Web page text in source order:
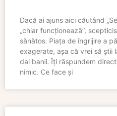
Dacă ai ajuns aici căutând
„chiar funcționează”,
sănătos. Piața de îngrijire a
exagerate, așa că vrei să știi
dai banii. Îți răspundem
nimic. Ce face și